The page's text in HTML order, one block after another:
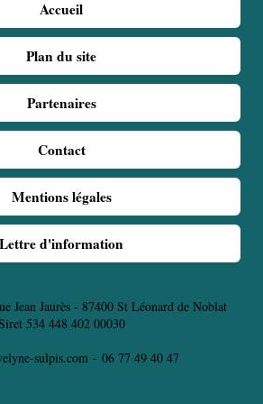
Accueil
Plan du site
Partenaires
Contact
Mentions légales
Lettre d'information
Jean Jaurès - 87400 St Léonard de Noblat
534 448 402 00030
sulpis.com - 06 77 49 40 47